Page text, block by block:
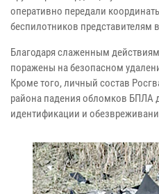
оперативно передали
беспилотников
Благодаря слаженным
поражены на безопасном
Кроме того, личный состав
района падения обломков БПЛА
идентификации и